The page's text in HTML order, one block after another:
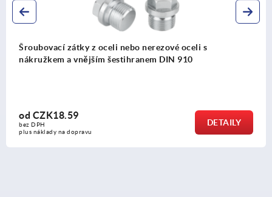
Západka pro otočné západky z oceli
odCZK12.58
bez DPH
plus náklady na dopravu
DETAILY